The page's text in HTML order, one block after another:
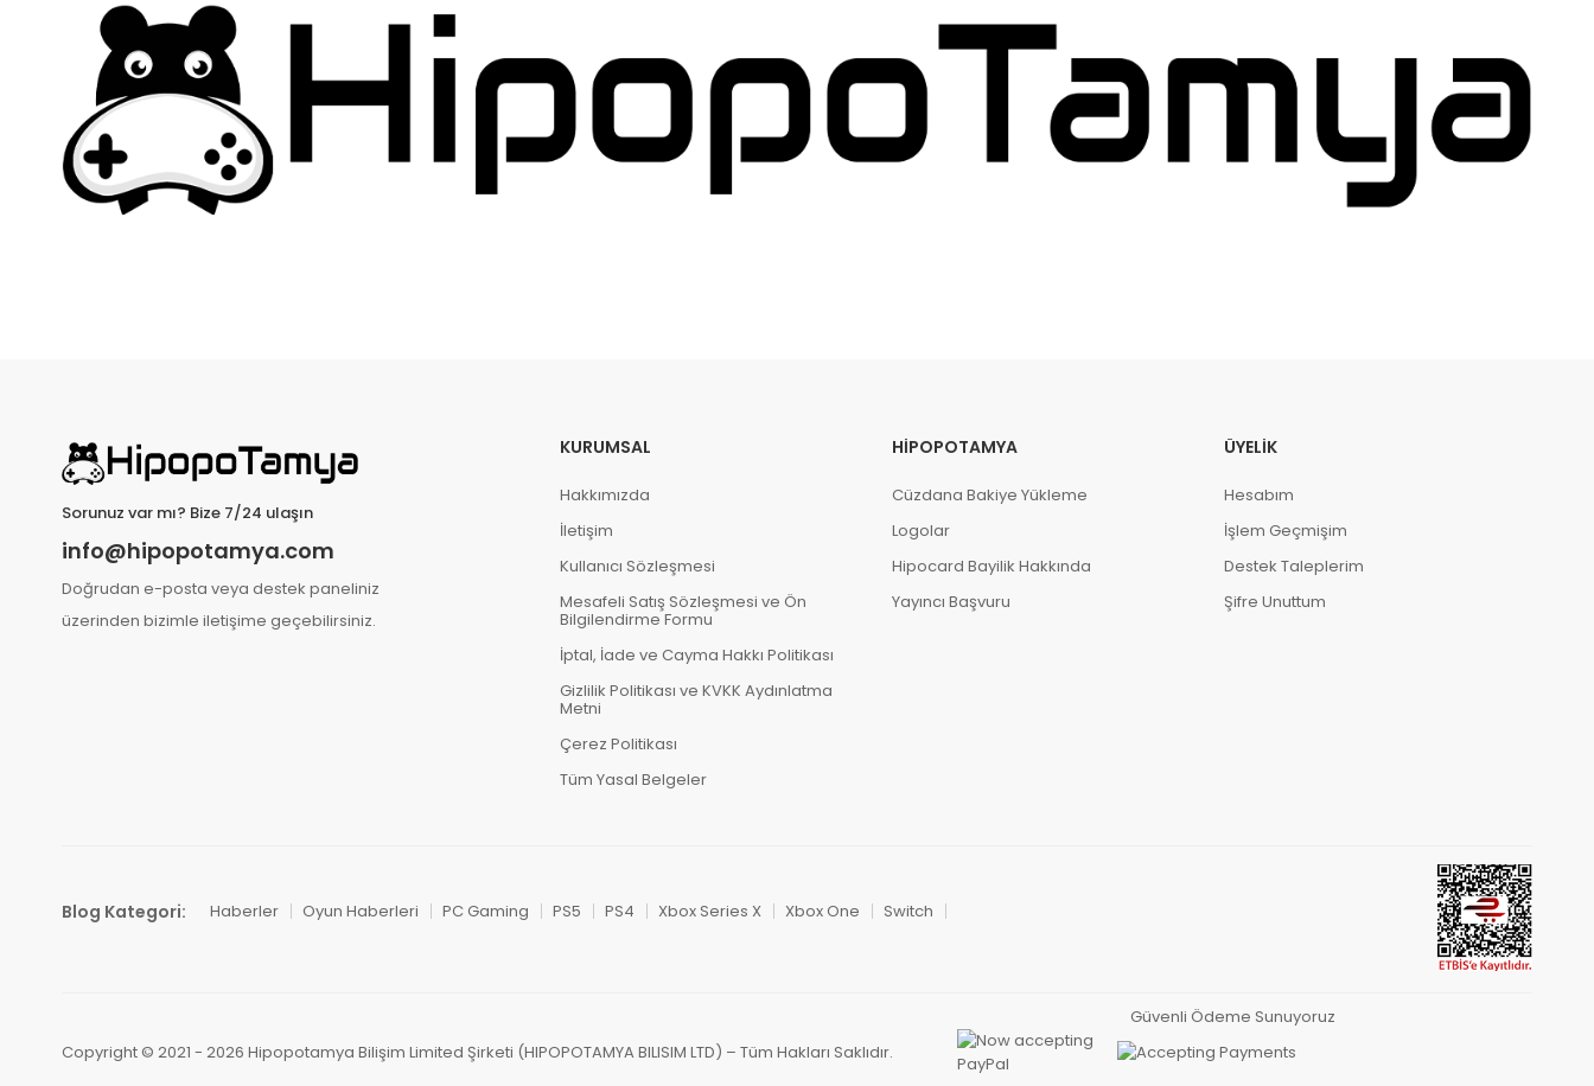
Sorunuz var mı? Bize 7/24 ulaşın
info@hipopotamya.com
Doğrudan e-posta veya destek paneliniz
üzerinden bizimle iletişime geçebilirsiniz.
KURUMSAL
Hakkımızda
İletişim
Kullanıcı Sözleşmesi
Mesafeli Satış Sözleşmesi ve Ön
Bilgilendirme Formu
İptal, İade ve Cayma Hakkı Politikası
Gizlilik Politikası ve KVKK Aydınlatma
Metni
Çerez Politikası
Tüm Yasal Belgeler
HIPOPOTAMYA
Cüzdana Bakiye Yükleme
Logolar
Hipocard Bayilik Hakkında
Yayıncı Başvuru
ÜYELIK
Hesabım
İşlem Geçmişim
Destek Taleplerim
Şifre Unuttum
Blog Kategori: Haberler Oyun Haberleri PC Gaming PS5 PS4 Xbox Series X Xbox One Switch
Copyright © 2021 - 2026 Hipopotamya Bilişim Limited Şirketi (HIPOPOTAMYA BILISIM LTD) – Tüm Hakları Saklıdır.
Güvenli Ödeme Sunuyoruz